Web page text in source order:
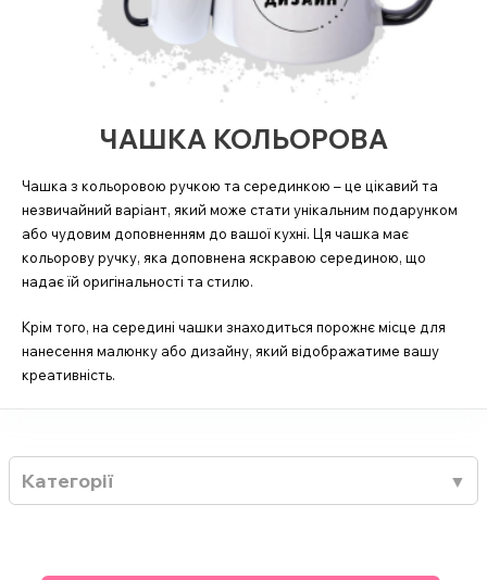
ЧАШКА КОЛЬОРОВА
Чашка з кольоровою ручкою та серединкою – це цікавий та
незвичайний варіант, який може стати унікальним подарунком
або чудовим доповненням до вашої кухні. Ця чашка має
кольорову ручку, яка доповнена яскравою серединою, що
надає їй оригінальності та стилю.
Крім того, на середині чашки знаходиться порожнє місце для
нанесення малюнку або дизайну, який відображатиме вашу
креативність.
Категорії